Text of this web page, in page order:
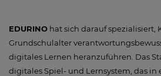
EDURINO hat sich darauf spezialisiert,
Grundschulalter
digitales Lernen heranzuführen. Das
digitales Spiel- und Lernsystem, das